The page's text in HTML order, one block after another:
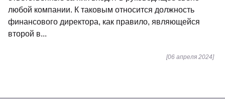
любой компании. К таковым относится должность
финансового директора, как правило, являющейся
второй в...
[06 апреля 2024]